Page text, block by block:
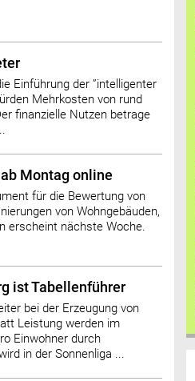
Einführung der ”intelligenter
Mehrkosten von rund
finanzielle Nutzen betrage
Montag online
für die Bewertung von
von Wohngebäuden,
erscheint nächste Woche.
ist Tabellenführer
bei der Erzeugung von
Leistung werden im
Einwohner durch
in der Sonnenliga ...